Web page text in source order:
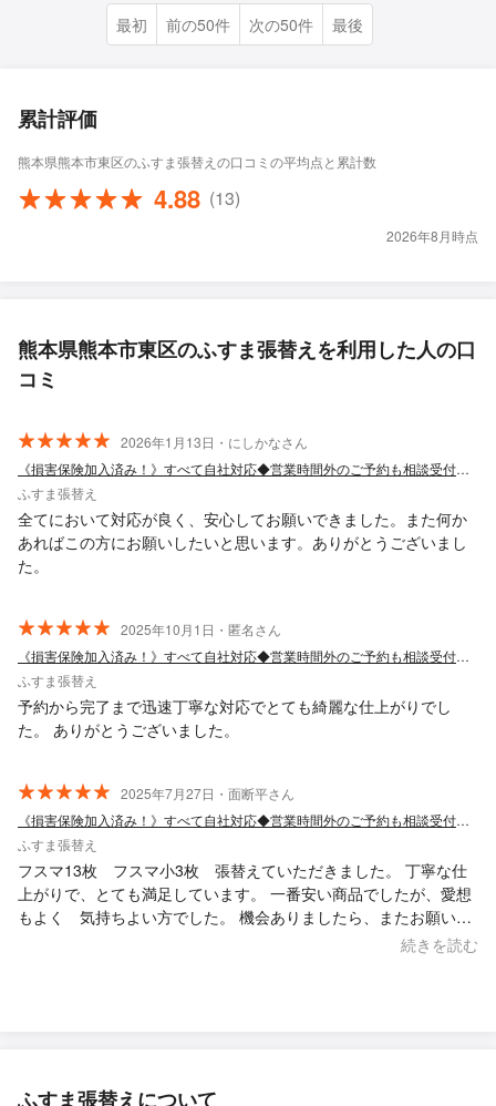
最初 前の50件 次の50件 最後
累計評価
熊本県熊本市東区のふすま張替えの口コミの平均点と累計数
4.88 (13)
2026年8月時点
熊本県熊本市東区のふすま張替えを利用した人の口
コミ
2026年1月13日・にしかなさん
《損害保険加入済み！》すべて自社対応◆営業時間外のご予約も相談受付中◆
ふすま張替え
全てにおいて対応が良く、安心してお願いできました。また何か
あればこの方にお願いしたいと思います。ありがとうございまし
た。
2025年10月1日・匿名さん
《損害保険加入済み！》すべて自社対応◆営業時間外のご予約も相談受付中◆
ふすま張替え
予約から完了まで迅速丁寧な対応でとても綺麗な仕上がりでし
た。 ありがとうございました。
2025年7月27日・面断平さん
《損害保険加入済み！》すべて自社対応◆営業時間外のご予約も相談受付中◆
ふすま張替え
フスマ13枚 フスマ小3枚 張替えていただきました。 丁寧な仕
上がりで、とても満足しています。 一番安い商品でしたが、愛想
もよく 気持ちよい方でした。 機会ありましたら、またお願いし
続きを読む
ふすま張替えについて